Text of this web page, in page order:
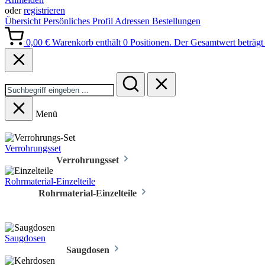
oderregistrieren
Übersicht Persönliches Profil Adressen Bestellungen
0,00 € Warenkorb enthält 0 Positionen. Der Gesamtwert
Menü
Verrohrungsset
Verrohrungsset
Rohrmaterial-Einzelteile
Rohrmaterial-Einzelteile
Saugdosen
Saugdosen